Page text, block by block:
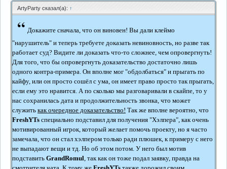
ArtyParty сказал(а): ↑
“ Докажите сначала, что он виновен! Вы дали клеймо
"нарушитель" и теперь требуете доказать невиновность, но разве так
работает суд? Видите ли доказать что-то сложнее, чем опровергнуть!
Для того, что бы опровергнуть доказательство достаточно лишь
одного контра-примера. Он вполне мог "обдолбаться" и прыгать по
кайфу, или он просто сошёл с ума, он имеет право просто так прыгать,
если ему это нравится. А по сколько мы разговаривали в скайпе, то у
нас сохранилась дата и продолжительность звонка, что может
служить как очередное доказательство! Так же вполне вероятно, что
FreshYTs специально подставил для получения "Хэлпера", как очень
мотивированный игрок, который желает помочь проекту, но я часто
замечала, что он стал хэлпером только ради плюшек, к примеру с него
не выпадают вещи и тд. Но об этом потом. У него был мотив
подставить GrandRomul, так как он тоже подал заявку, правда на